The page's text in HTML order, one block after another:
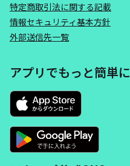
特定商取引法に関する記載
情報セキュリティ基本方針
外部送信先一覧
アプリでもっと簡単に